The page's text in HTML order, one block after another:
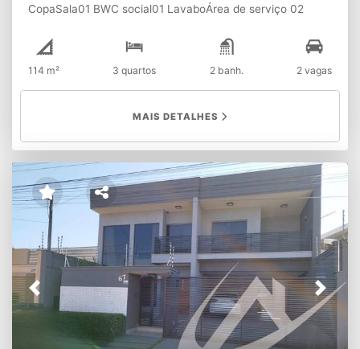
CopaSala01 BWC social01 LavaboÁrea de serviço 02
114 m² 3 quartos 2 banh. 2 vagas
MAIS DETALHES
Previous Next